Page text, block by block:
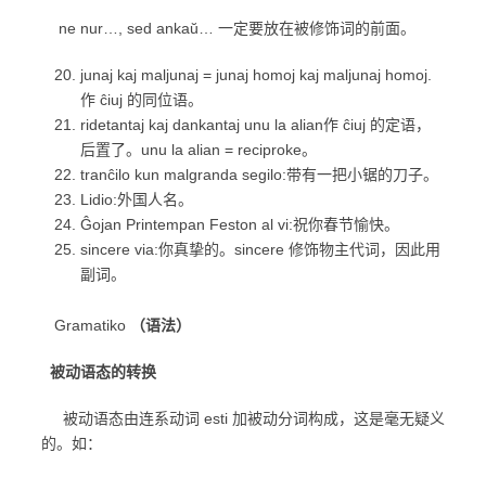
ne nur…, sed ankaŭ… 一定要放在被修饰词的前面。
junaj kaj maljunaj = junaj homoj kaj maljunaj homoj.
作 ĉiuj 的同位语。
ridetantaj kaj dankantaj unu la alian作 ĉiuj 的定语，
后置了。unu la alian = reciproke。
tranĉilo kun malgranda segilo:带有一把小锯的刀子。
Lidio:外国人名。
Ĝojan Printempan Feston al vi:祝你春节愉快。
sincere via:你真挚的。sincere 修饰物主代词，因此用
副词。
Gramatiko （语法）
被动语态的转换
被动语态由连系动词 esti 加被动分词构成，这是毫无疑义
的。如：